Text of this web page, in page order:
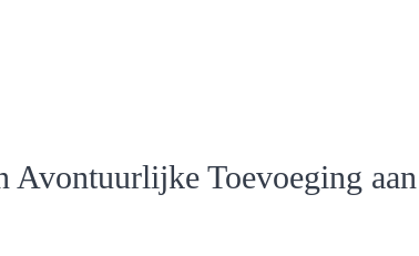
Avontuurlijke Toevoeging aan